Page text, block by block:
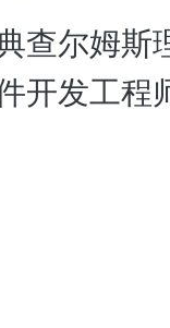
查尔姆斯
开发工程